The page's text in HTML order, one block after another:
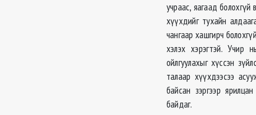
учраас, яагаад болохгүй
хүүхдийг тухайн
чангаар хашгирч
хэлэх хэрэгтэй. Учир
ойлгуулахыг хүссэн
талаар хүүхдээсээ
байсан зэргээр
байдаг.